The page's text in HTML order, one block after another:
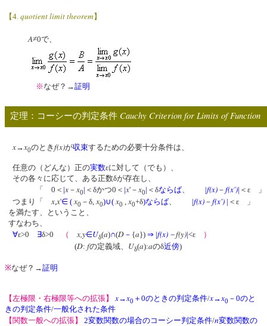
【4. quotient limit theorem】
A≠0で、
※ なぜ？→証明
定理：コーシーの判定条件 Cauchy Criterion for Limits of Function
x→ x0のとき f(x)が収束するための必要十分条件は、
任意の（どんな）正の実数εに対して（でも）、
その各々に応じて、ある正数δが存在し、
「 0＜ |x －x0| ＜δかつ0＜ |x'－x0| ＜δならば、 |f(x) － f(x')| ＜ε 」
つまり「 xx'∈ ( x0 －δ, x0)∪( x0 x0+δ)ならば |f(x) － f(x') | ＜ε 」
を満たす、ということ、
すなわち、
∀ε>0 ∃δ>0 （ x,y∈Uδ(a)∩(D － {a}) ⇒ |f(x) －f(y)|<ε
）
(D: fの定義域、 Uδ(a):aのδ近傍)
※なぜ？→証明
【左極限・右極限等への拡張】 x→x0 ＋0のときの判定条件/x→x0 －0のと
きの判定条件/一般化された条件
【関数一般への拡張】
2変数関数の場合のコーシー判定条件/n変数関数の